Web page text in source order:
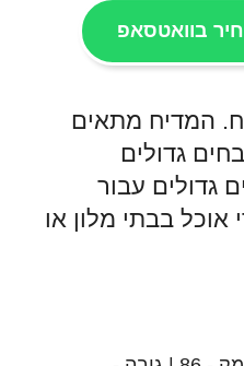
בוואטסאפ
המדיח מתאים
גדולים
גדולים עבור
אוכל בבתי מלון או